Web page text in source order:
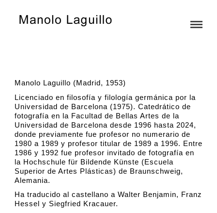
Manolo Laguillo (Madrid, 1953)
Licenciado en filosofía y filología germánica por la
Universidad de Barcelona (1975). Catedrático de
fotografía en la Facultad de Bellas Artes de la
Universidad de Barcelona desde 1996 hasta 2024,
donde previamente fue profesor no numerario de
1980 a 1989 y profesor titular de 1989 a 1996. Entre
1986 y 1992 fue profesor invitado de fotografía en
la Hochschule für Bildende Künste (Escuela
Superior de Artes Plásticas) de Braunschweig,
Alemania.
Ha traducido al castellano a Walter Benjamin, Franz
Hessel y Siegfried Kracauer.